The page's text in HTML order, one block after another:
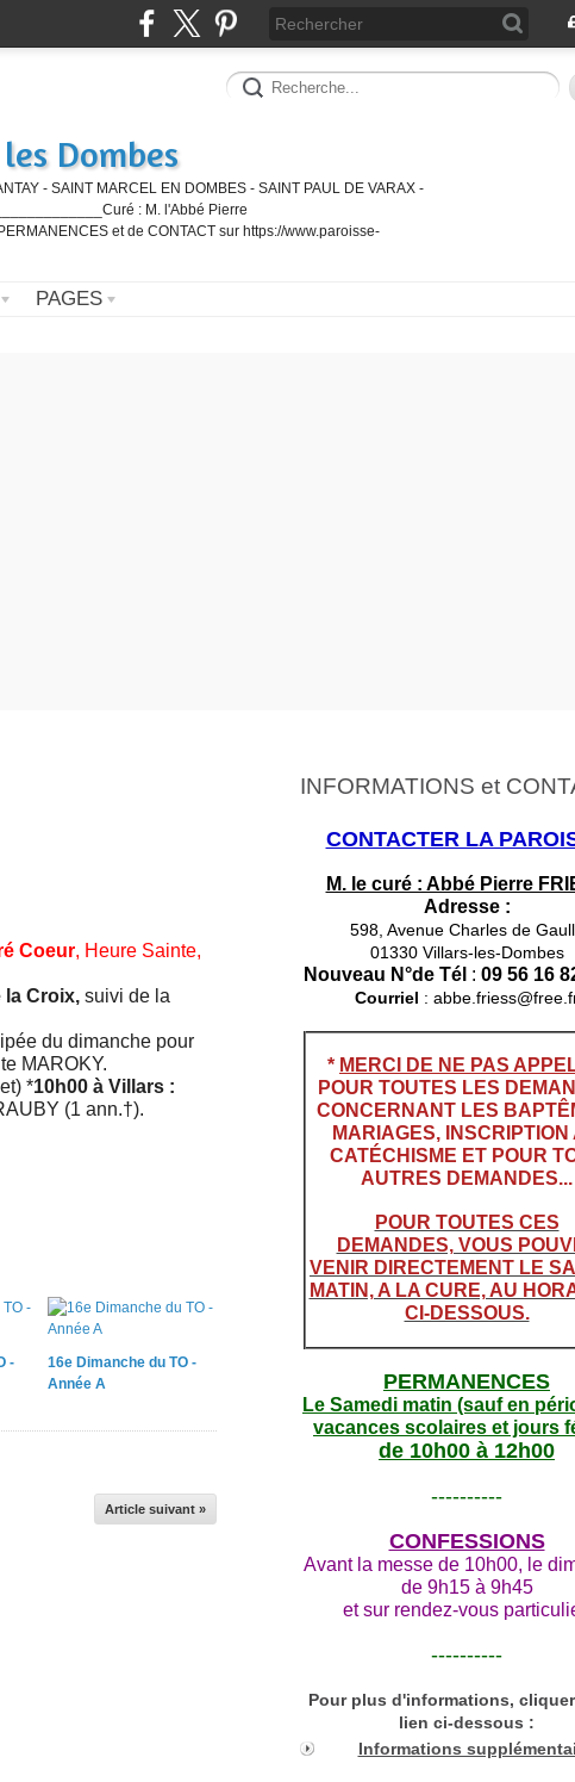
Dombes
- SAINT MARCEL EN DOMBES - SAINT PAUL DE VARAX -
: M. l'Abbé Pierre
et de CONTACT sur https://www.paroisse-
PAGES
Coeur, Heure Sainte,
la Croix, suivi de la
du dimanche pour
MAROKY.
*10h00 à Villars :
(1 ann.†).
-
16e Dimanche du TO -
Année A
Article suivant »
INFORMATIONS et
CONTACTER LA
M. le curé : Abbé Pierre
Adresse :
598, Avenue Charles de
01330 Villars-les-Dombes
Nouveau N°de Tél : 09 56 16
Courriel :
* MERCI DE NE PAS
POUR TOUTES LES
CONCERNANT LES
MARIAGES, INSCRIPTION
CATÉCHISME ET POUR
AUTRES DEMANDES...
POUR TOUTES CES
DEMANDES, VOUS
VENIR DIRECTEMENT LE
MATIN, A LA CURE, AU
CI-DESSOUS.
PERMANENCES
Le Samedi matin (sauf en
vacances scolaires et jours
de 10h00 à 12h00
----------
CONFESSIONS
Avant la messe de 10h00, le
de 9h15 à 9h45
et sur rendez-vous
----------
Pour plus d'informations,
lien ci-dessous :
Informations